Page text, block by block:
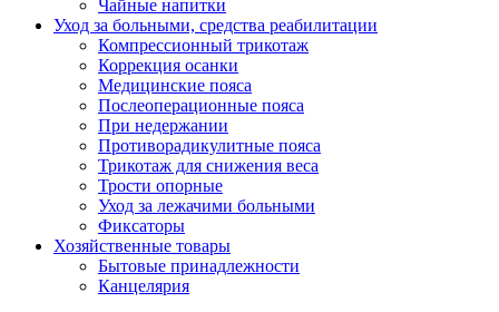
Чайные напитки
Уход за больными, средства реабилитации
Компрессионный трикотаж
Коррекция осанки
Медицинские пояса
Послеоперационные пояса
При недержании
Противорадикулитные пояса
Трикотаж для снижения веса
Трости опорные
Уход за лежачими больными
Фиксаторы
Хозяйственные товары
Бытовые принадлежности
Канцелярия